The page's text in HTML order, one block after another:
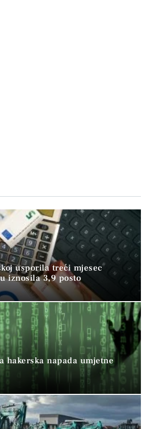
usporila treći mjesec
iznosila 3,9 posto
hakerska napada umjetne